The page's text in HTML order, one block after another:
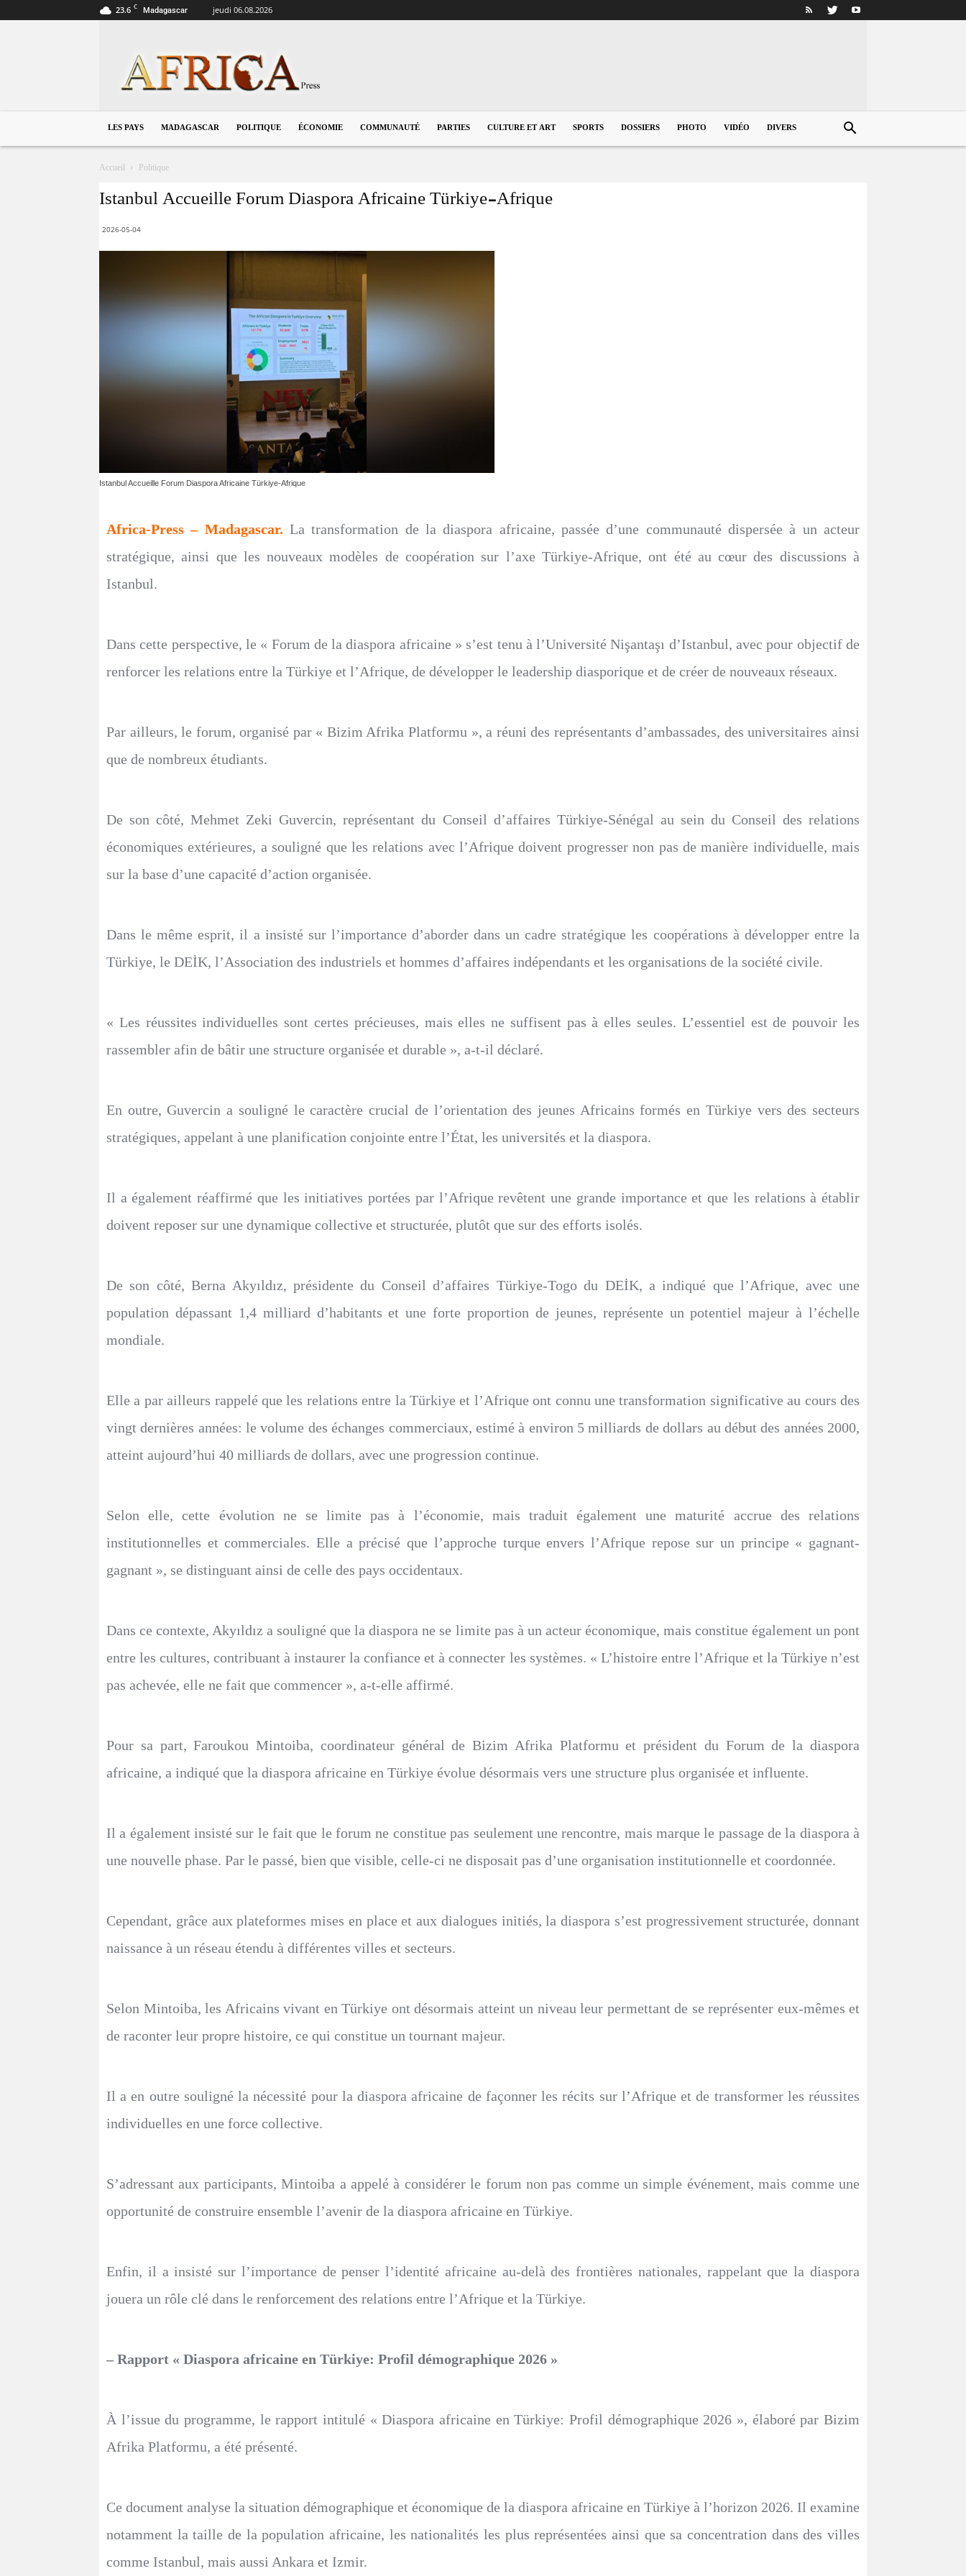
23.6 C Madagascar jeudi 06.08.2026
LES PAYS MADAGASCAR POLITIQUE ÉCONOMIE COMMUNAUTÉ PARTIES CULTURE ET ART SPORTS DOSSIERS PHOTO VIDÉO DIVERS
Accueil Politique
Istanbul Accueille Forum Diaspora Africaine Türkiye-Afrique
2026-05-04
Istanbul Accueille Forum Diaspora Africaine Türkiye-Afrique
Africa-Press – Madagascar. La transformation de la diaspora africaine, passée d’une communauté dispersée à un acteur
stratégique, ainsi que les nouveaux modèles de coopération sur l’axe Türkiye-Afrique, ont été au cœur des discussions à
Istanbul.
Dans cette perspective, le « Forum de la diaspora africaine » s’est tenu à l’Université Nişantaşı d’Istanbul, avec pour objectif de
renforcer les relations entre la Türkiye et l’Afrique, de développer le leadership diasporique et de créer de nouveaux réseaux.
Par ailleurs, le forum, organisé par « Bizim Afrika Platformu », a réuni des représentants d’ambassades, des universitaires ainsi
que de nombreux étudiants.
De son côté, Mehmet Zeki Guvercin, représentant du Conseil d’affaires Türkiye-Sénégal au sein du Conseil des relations
économiques extérieures, a souligné que les relations avec l’Afrique doivent progresser non pas de manière individuelle, mais
sur la base d’une capacité d’action organisée.
Dans le même esprit, il a insisté sur l’importance d’aborder dans un cadre stratégique les coopérations à développer entre la
Türkiye, le DEİK, l’Association des industriels et hommes d’affaires indépendants et les organisations de la société civile.
« Les réussites individuelles sont certes précieuses, mais elles ne suffisent pas à elles seules. L’essentiel est de pouvoir les
rassembler afin de bâtir une structure organisée et durable », a-t-il déclaré.
En outre, Guvercin a souligné le caractère crucial de l’orientation des jeunes Africains formés en Türkiye vers des secteurs
stratégiques, appelant à une planification conjointe entre l’État, les universités et la diaspora.
Il a également réaffirmé que les initiatives portées par l’Afrique revêtent une grande importance et que les relations à établir
doivent reposer sur une dynamique collective et structurée, plutôt que sur des efforts isolés.
De son côté, Berna Akyıldız, présidente du Conseil d’affaires Türkiye-Togo du DEİK, a indiqué que l’Afrique, avec une
population dépassant 1,4 milliard d’habitants et une forte proportion de jeunes, représente un potentiel majeur à l’échelle
mondiale.
Elle a par ailleurs rappelé que les relations entre la Türkiye et l’Afrique ont connu une transformation significative au cours des
vingt dernières années: le volume des échanges commerciaux, estimé à environ 5 milliards de dollars au début des années 2000,
atteint aujourd’hui 40 milliards de dollars, avec une progression continue.
Selon elle, cette évolution ne se limite pas à l’économie, mais traduit également une maturité accrue des relations
institutionnelles et commerciales. Elle a précisé que l’approche turque envers l’Afrique repose sur un principe « gagnant-
gagnant », se distinguant ainsi de celle des pays occidentaux.
Dans ce contexte, Akyıldız a souligné que la diaspora ne se limite pas à un acteur économique, mais constitue également un pont
entre les cultures, contribuant à instaurer la confiance et à connecter les systèmes. « L’histoire entre l’Afrique et la Türkiye n’est
pas achevée, elle ne fait que commencer », a-t-elle affirmé.
Pour sa part, Faroukou Mintoiba, coordinateur général de Bizim Afrika Platformu et président du Forum de la diaspora
africaine, a indiqué que la diaspora africaine en Türkiye évolue désormais vers une structure plus organisée et influente.
Il a également insisté sur le fait que le forum ne constitue pas seulement une rencontre, mais marque le passage de la diaspora à
une nouvelle phase. Par le passé, bien que visible, celle-ci ne disposait pas d’une organisation institutionnelle et coordonnée.
Cependant, grâce aux plateformes mises en place et aux dialogues initiés, la diaspora s’est progressivement structurée, donnant
naissance à un réseau étendu à différentes villes et secteurs.
Selon Mintoiba, les Africains vivant en Türkiye ont désormais atteint un niveau leur permettant de se représenter eux-mêmes et
de raconter leur propre histoire, ce qui constitue un tournant majeur.
Il a en outre souligné la nécessité pour la diaspora africaine de façonner les récits sur l’Afrique et de transformer les réussites
individuelles en une force collective.
S’adressant aux participants, Mintoiba a appelé à considérer le forum non pas comme un simple événement, mais comme une
opportunité de construire ensemble l’avenir de la diaspora africaine en Türkiye.
Enfin, il a insisté sur l’importance de penser l’identité africaine au-delà des frontières nationales, rappelant que la diaspora
jouera un rôle clé dans le renforcement des relations entre l’Afrique et la Türkiye.
– Rapport « Diaspora africaine en Türkiye: Profil démographique 2026 »
À l’issue du programme, le rapport intitulé « Diaspora africaine en Türkiye: Profil démographique 2026 », élaboré par Bizim
Afrika Platformu, a été présenté.
Ce document analyse la situation démographique et économique de la diaspora africaine en Türkiye à l’horizon 2026. Il examine
notamment la taille de la population africaine, les nationalités les plus représentées ainsi que sa concentration dans des villes
comme Istanbul, mais aussi Ankara et Izmir.